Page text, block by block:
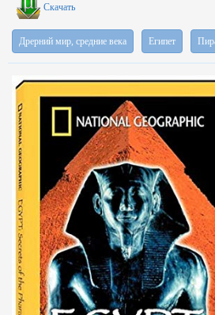
Скачать
Дрерний мир, средние века Египет